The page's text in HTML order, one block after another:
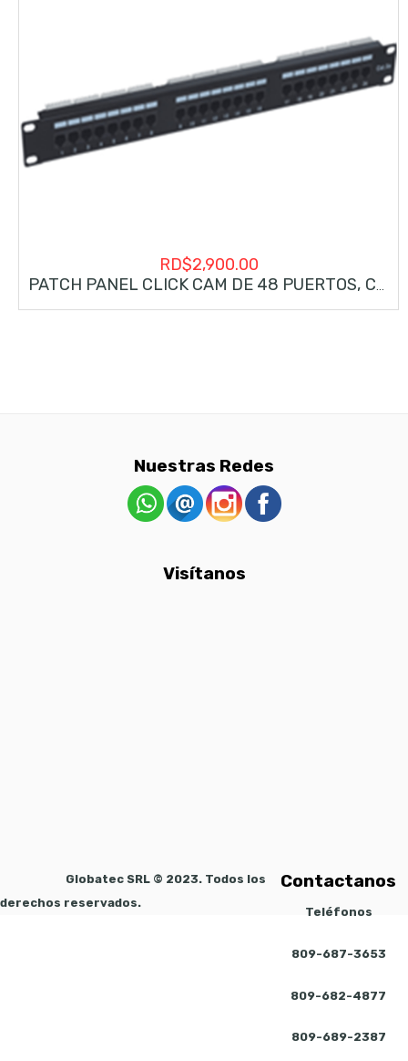
RD$2,900.00
Nuestras Redes
Visítanos
Contactanos
Teléfonos
809-687-3653
809-682-4877
809-689-2387
Globatec SRL © 2023. Todos los
derechos reservados.